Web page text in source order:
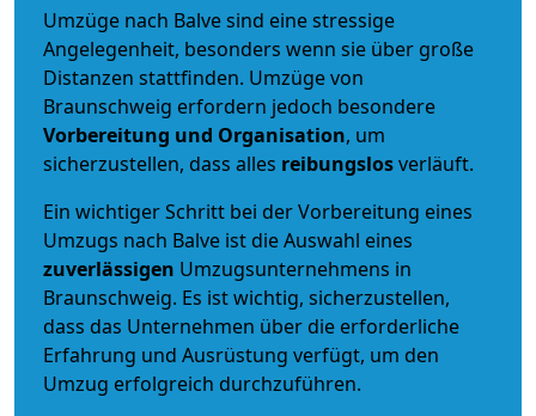
Umzüge nach Balve sind eine stressige
Angelegenheit, besonders wenn sie über große
Distanzen stattfinden. Umzüge von
Braunschweig erfordern jedoch besondere
Vorbereitung und Organisation, um
sicherzustellen, dass alles reibungslosverläuft.
Ein wichtiger Schritt bei der Vorbereitung eines
Umzugs nach Balve ist die Auswahl eines
zuverlässigen Umzugsunternehmens in
Braunschweig. Es ist wichtig, sicherzustellen,
dass das Unternehmen über die erforderliche
Erfahrung und Ausrüstung verfügt, um den
Umzug erfolgreich durchzuführen.